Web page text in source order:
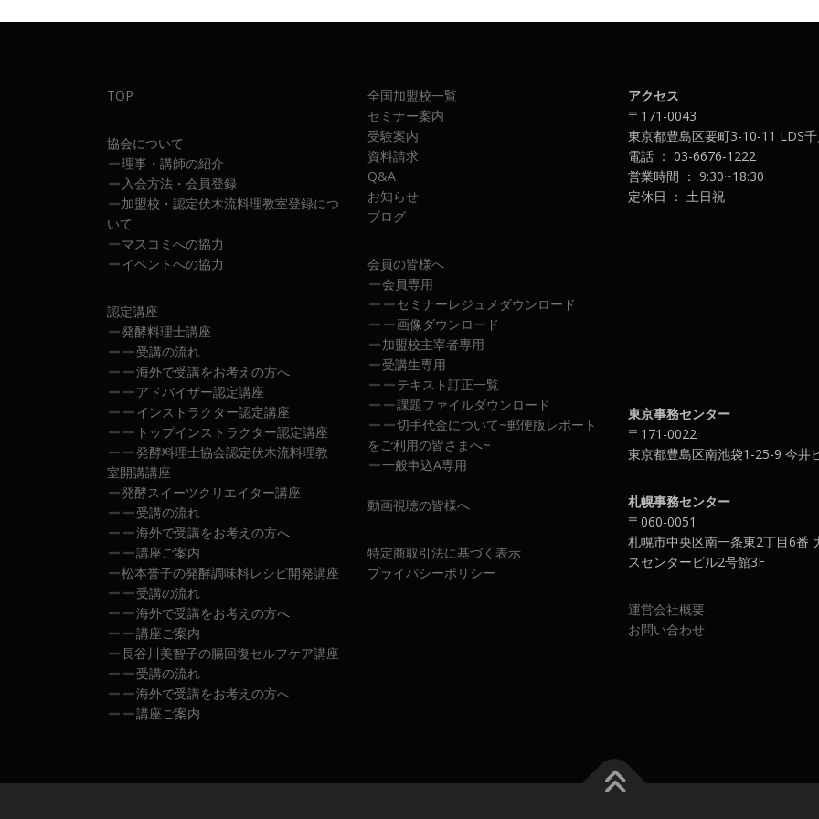
シ
ョ
ン
TOP
協会について
理事・講師の紹介
入会方法・会員登録
加盟校・認定伏木流料理教室登録につ
いて
マスコミへの協力
イベントへの協力
認定講座
発酵料理士講座
受講の流れ
海外で受講をお考えの方へ
アドバイザー認定講座
インストラクター認定講座
トップインストラクター認定講座
発酵料理士協会認定伏木流料理教
室開講講座
発酵スイーツクリエイター講座
受講の流れ
海外で受講をお考えの方へ
講座ご案内
松本誉子の発酵調味料レシピ開発講座
受講の流れ
海外で受講をお考えの方へ
講座ご案内
長谷川美智子の腸回復セルフケア講座
受講の流れ
海外で受講をお考えの方へ
講座ご案内
全国加盟校一覧
セミナー案内
受験案内
資料請求
Q&A
お知らせ
ブログ
会員の皆様へ
会員専用
セミナーレジュメダウンロード
画像ダウンロード
加盟校主宰者専用
受講生専用
テキスト訂正一覧
課題ファイルダウンロード
切手代金について~郵便版レポート
をご利用の皆さまへ~
一般申込A専用
動画視聴の皆様へ
特定商取引法に基づく表示
プライバシーポリシー
アクセス
〒171-0043
東京都豊島区要町3-10-11 LDS
電話 ： 03-6676-1222
営業時間 ： 9:30~18:30
定休日 ： 土日祝
東京事務センター
〒171-0022
東京都豊島区南池袋1-25-9 今井
札幌事務センター
〒060-0051
札幌市中央区南一条東2丁目6番
スセンタービル2号館3F
運営会社概要
お問い合わせ